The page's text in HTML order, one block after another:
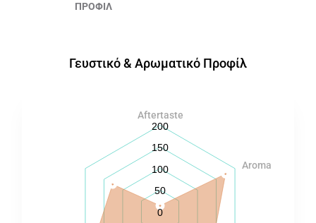
ΠΡΟΦΊΛ
Γευστικό & Αρωματικό Προφίλ
Aftertaste
Aroma
200
150
100
50
0